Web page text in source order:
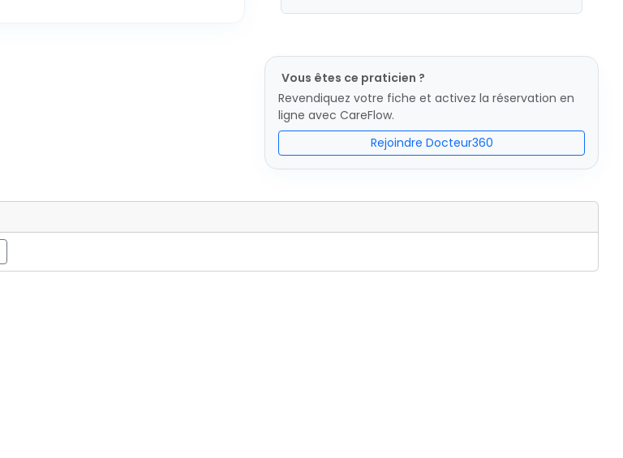
Vous êtes ce praticien ?
Revendiquez votre fiche et activez la réservation en
ligne avec CareFlow.
Rejoindre Docteur360